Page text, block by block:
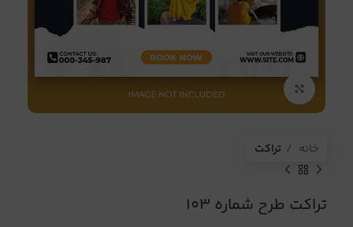
برای بزرگنمایی کلیک کنید
خانه تراکت
تراکت طرح شماره 103